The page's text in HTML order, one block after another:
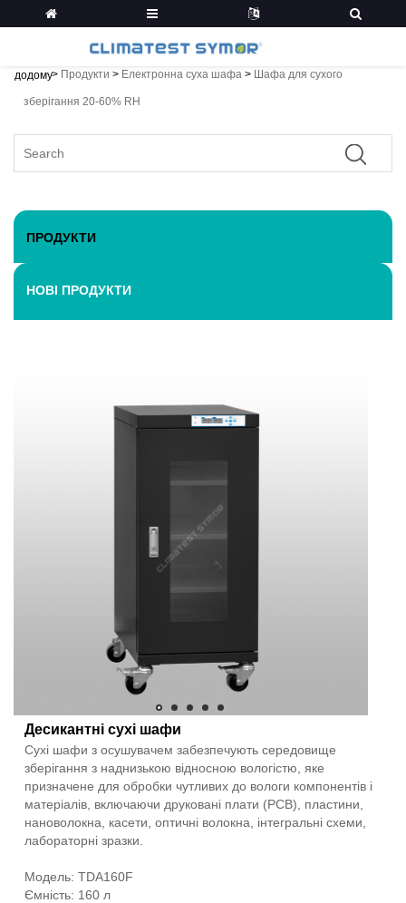
додому> Продукти > Електронна суха шафа > Шафа для сухого
зберігання 20-60% RH
ПРОДУКТИ
НОВІ ПРОДУКТИ
Десикантні сухі шафи
Сухі шафи з осушувачем забезпечують середовище
зберігання з наднизькою відносною вологістю, яке
призначене для обробки чутливих до вологи компонентів і
матеріалів, включаючи друковані плати (PCB), пластини,
нановолокна, касети, оптичні волокна, інтегральні схеми,
лабораторні зразки.
Модель: TDA160F
Ємність: 160 л